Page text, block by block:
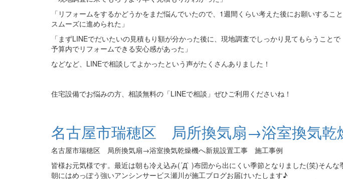
「リフォームをするかどうかをまだ悩んでいたので、1週間くらい考えた後にお願いするこ
スムーズに進められた」
「まずLINEでだいたいの見積もり額が分かった後に、現地調査でしっかり見てもらうことで
予算内でリフォームできる安心感があった」
などなど、LINEで相談してよかったという声がたくさんありました！
住宅設備でお悩みの方、相談無料の「LINEで相談」ぜひご利用くださいね！
名古屋市瑞穂区 局所換気扇→浴室換気乾
名古屋市瑞穂区 局所換気扇→浴室換気乾燥機へ新規設置工事 施工事例
皆様お元気様です。最近は朝も冷え込み(´Д` )布団から出にくい季節となりました(笑)そんな
朝にはめっぽう強いアンシンサービス瀬川が施工ブログお届けいたします♪